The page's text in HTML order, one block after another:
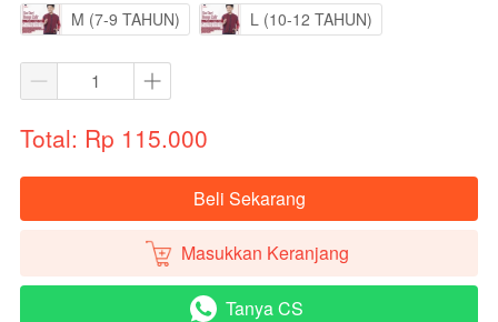
M (7-9 TAHUN)
L (10-12 TAHUN)
Total: Rp 115.000
`Beli Sekarang
` Masukkan Keranjang
` Tanya CS